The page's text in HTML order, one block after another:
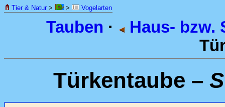
Tier & Natur > > Vogelarten
Tauben ·
Haus- bzw.
Türkentaube –